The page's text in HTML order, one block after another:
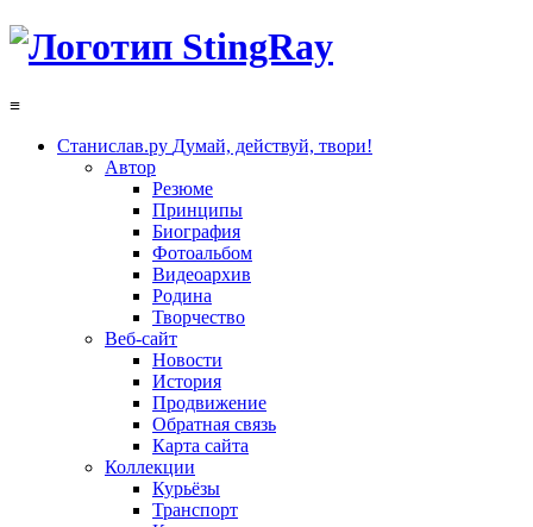
≡
Станислав.ру Думай, действуй, твори!
Автор
Резюме
Принципы
Биография
Фотоальбом
Видеоархив
Родина
Творчество
Веб-сайт
Новости
История
Продвижение
Обратная связь
Карта сайта
Коллекции
Курьёзы
Транспорт